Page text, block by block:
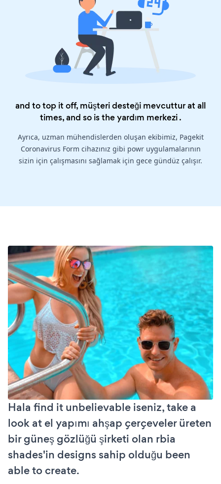
and to top it off, müşteri desteği mevcuttur at all
times, and so is theyardım merkezi.
Ayrıca, uzman mühendislerden oluşan ekibimiz, Pagekit
Coronavirus Form cihazınız gibi powr uygulamalarının
sizin için çalışmasını sağlamak için gece gündüz çalışır.
Hala find it unbelievable iseniz, take a
look at el yapımı ahşap çerçeveler üreten
bir güneş gözlüğü şirketi olan rbia
shades'in designs sahip olduğu been
able to create.